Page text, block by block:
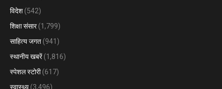
विदेश (542)
शिक्षा संसार(1,799)
साहित्य जगत (941)
स्थानीय खबरें(1,816)
स्पेशल स्टोरी(617)
स्वास्थ्य (3,496)